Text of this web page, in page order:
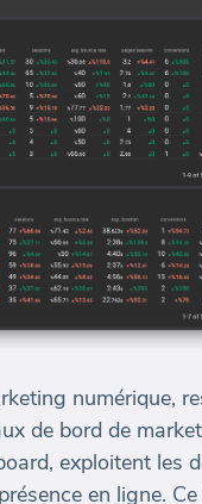
numérique,
de bord de
exploitent les
en ligne.